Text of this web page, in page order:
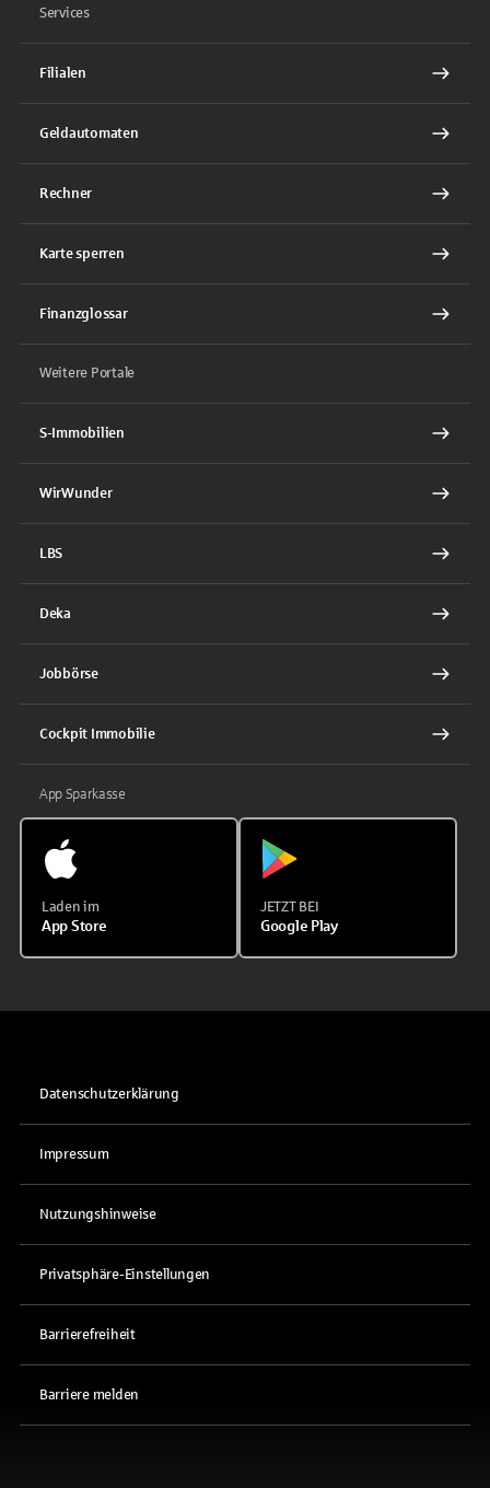
Services
Filialen
Geldautomaten
Rechner
Karte sperren
Finanzglossar
Weitere Portale
S-Immobilien
WirWunder
LBS
Deka
Jobbörse
Cockpit Immobilie
App Sparkasse
Laden im
App Store
JETZT BEI
Google Play
Datenschutzerklärung
Impressum
Nutzungshinweise
Privatsphäre-Einstellungen
Barrierefreiheit
Barriere melden